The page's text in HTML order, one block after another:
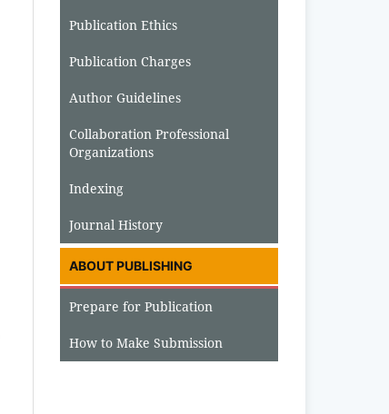
Publication Ethics
Publication Charges
Author Guidelines
Collaboration Professional
Organizations
Indexing
Journal History
ABOUT PUBLISHING
Prepare for Publication
How to Make Submission